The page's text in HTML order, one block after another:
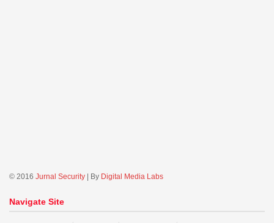
© 2016 Jurnal Security | By Digital Media Labs
Navigate Site